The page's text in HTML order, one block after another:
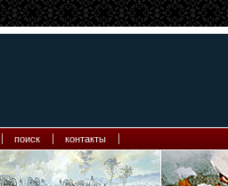
поиск контакты